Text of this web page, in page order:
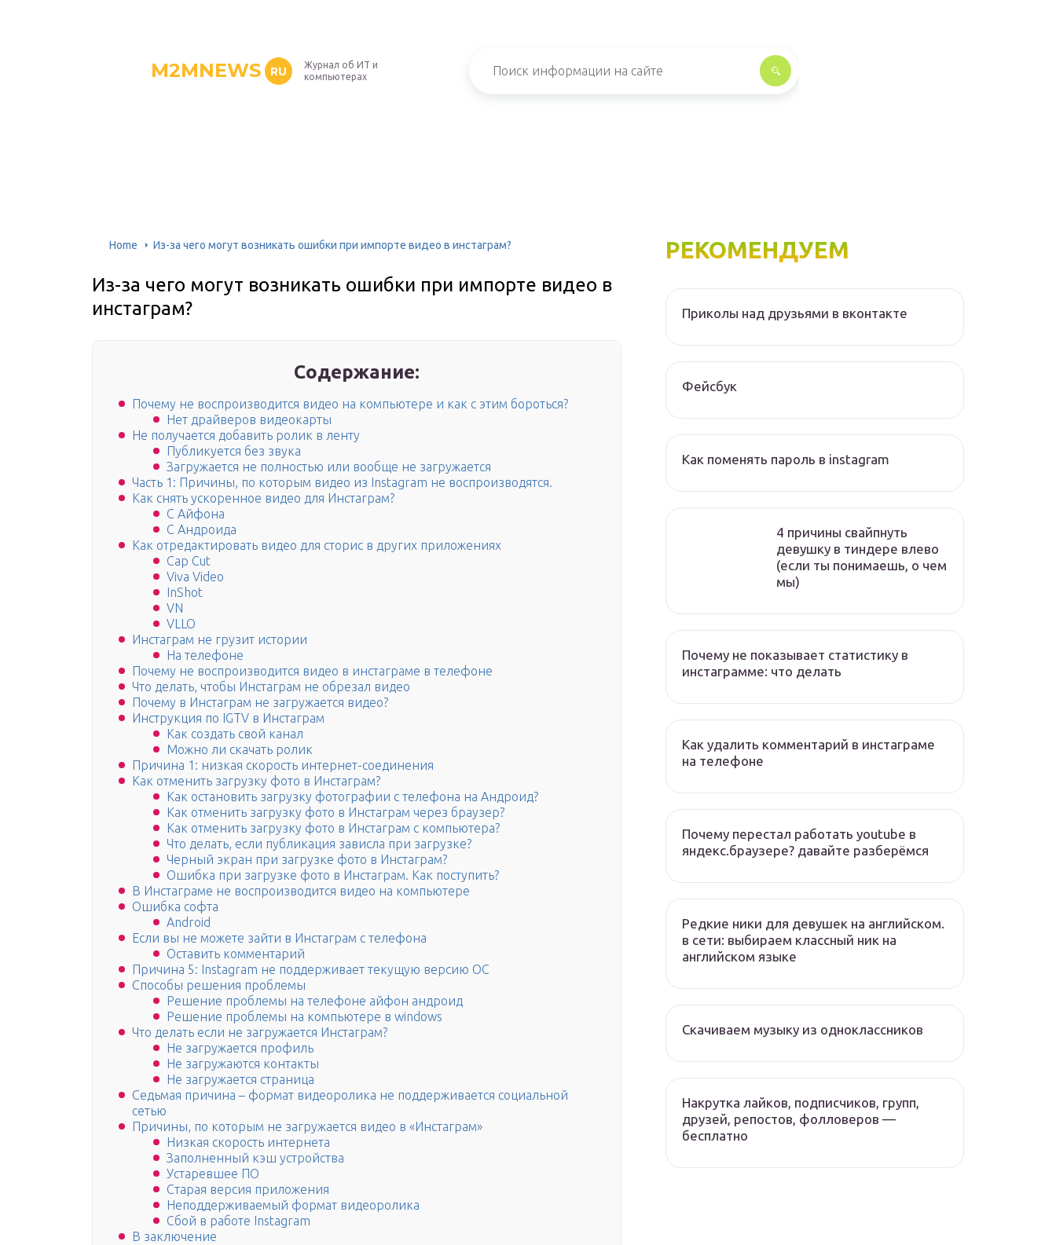
M2MNEWS RU
Журнал об ИТ и
компьютерах
Home Из-за чего могут возникать ошибки при импорте видео в инстаграм?
Из-за чего могут возникать ошибки при импорте видео в
инстаграм?
Содержание:
Почему не воспроизводится видео на компьютере и как с этим бороться?
Нет драйверов видеокарты
Не получается добавить ролик в ленту
Публикуется без звука
Загружается не полностью или вообще не загружается
Часть 1: Причины, по которым видео из Instagram не воспроизводятся.
Как снять ускоренное видео для Инстаграм?
С Айфона
С Андроида
Как отредактировать видео для сторис в других приложениях
Cap Cut
Viva Video
InShot
VN
VLLO
Инстаграм не грузит истории
На телефоне
Почему не воспроизводится видео в инстаграме в телефоне
Что делать, чтобы Инстаграм не обрезал видео
Почему в Инстаграм не загружается видео?
Инструкция по IGTV в Инстаграм
Как создать свой канал
Можно ли скачать ролик
Причина 1: низкая скорость интернет-соединения
Как отменить загрузку фото в Инстаграм?
Как остановить загрузку фотографии с телефона на Андроид?
Как отменить загрузку фото в Инстаграм через браузер?
Как отменить загрузку фото в Инстаграм с компьютера?
Что делать, если публикация зависла при загрузке?
Черный экран при загрузке фото в Инстаграм?
Ошибка при загрузке фото в Инстаграм. Как поступить?
В Инстаграме не воспроизводится видео на компьютере
Ошибка софта
Android
Если вы не можете зайти в Инстаграм с телефона
Оставить комментарий
Причина 5: Instagram не поддерживает текущую версию ОС
Способы решения проблемы
Решение проблемы на телефоне айфон андроид
Решение проблемы на компьютере в windows
Что делать если не загружается Инстаграм?
Не загружается профиль
Не загружаются контакты
Не загружается страница
Седьмая причина – формат видеоролика не поддерживается социальной
сетью
Причины, по которым не загружается видео в «Инстаграм»
Низкая скорость интернета
Заполненный кэш устройства
Устаревшее ПО
Старая версия приложения
Неподдерживаемый формат видеоролика
Сбой в работе Instagram
В заключение
РЕКОМЕНДУЕМ
Приколы над друзьями в вконтакте
Фейсбук
Как поменять пароль в instagram
4 причины свайпнуть
девушку в тиндере влево
(если ты понимаешь, о чем
мы)
Почему не показывает статистику в
инстаграмме: что делать
Как удалить комментарий в инстаграме
на телефоне
Почему перестал работать youtube в
яндекс.браузере? давайте разберёмся
Редкие ники для девушек на английском.
в сети: выбираем классный ник на
английском языке
Скачиваем музыку из одноклассников
Накрутка лайков, подписчиков, групп,
друзей, репостов, фолловеров —
бесплатно